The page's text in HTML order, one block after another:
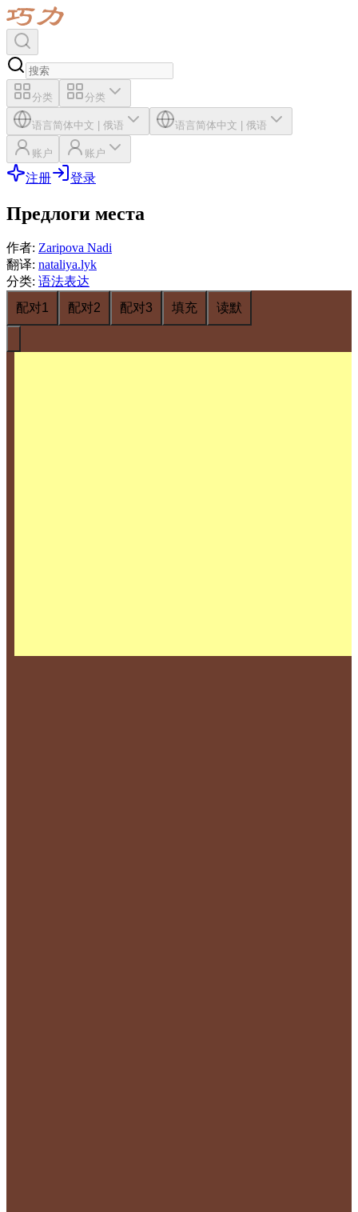
分类 分类
语言简体中文 | 俄语 语言简体中文 | 俄语
账户 账户
注册 登录
Предлоги места
作者: Zaripova Nadi
翻译: nataliya.lyk
分类: 语法表达
配对1
配对2 配对3 填充 读默